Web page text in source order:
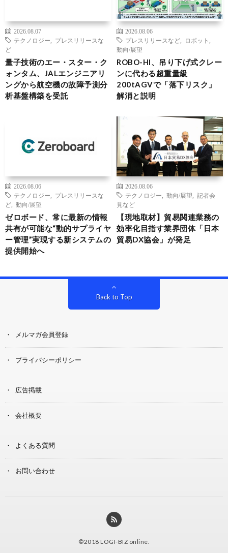
2026.08.07
テクノロジー
プレスリリースな
ど
量子技術のエー・スター・ク
ォンタム、JALエンジニアリ
ングから航空機の故障予測分
析基盤構築を受託
2026.08.06
プレスリリースなど
ロボット
動向/展望
ROBO-HI、吊り下げ式クレー
ンに代わる超重量級
200tAGVで「落下リスク」
解消と説明
2026.08.06
テクノロジー
プレスリリースな
ど
動向/展望
ゼロボード、常に最新の情報
共有が可能な“動的サプライヤ
ー管理”実現する新システムの
提供開始へ
2026.08.06
テクノロジー
動向/展望
記者会
見など
【現地取材】貿易関連業務の
効率化目指す業界団体「日本
貿易DX協会」が発足
Back to Top
メルマガ会員登録
プライバシーポリシー
広告掲載
会社概要
よくある質問
お問い合わせ
©2018 LOGI-BIZ online